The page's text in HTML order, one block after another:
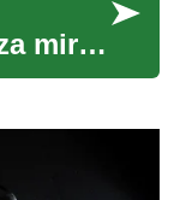
miran